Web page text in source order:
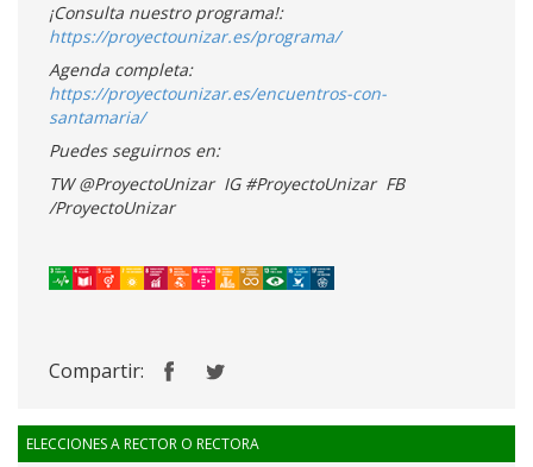
¡Consulta nuestro programa!:
https://proyectounizar.es/programa/
Agenda completa:
https://proyectounizar.es/encuentros-con-
santamaria/
Puedes seguirnos en:
TW @ProyectoUnizar IG #ProyectoUnizar FB
/ProyectoUnizar
Compartir:
ELECCIONES A RECTOR O RECTORA